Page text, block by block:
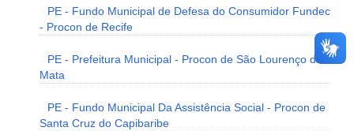
PE - Fundo Municipal de Defesa do Consumidor Fundec
- Procon de Recife
PE - Prefeitura Municipal - Procon de São Lourenço da
Mata
PE - Fundo Municipal Da Assistência Social - Procon de
Santa Cruz do Capibaribe